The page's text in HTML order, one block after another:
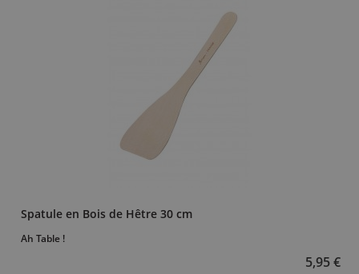
Spatule en Bois de Hêtre 30 cm
Ah Table !
5,95 €